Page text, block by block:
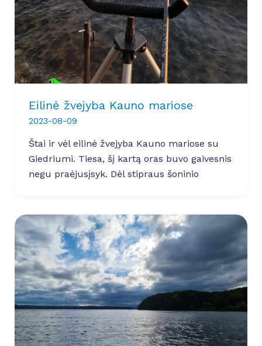
Eilinė žvejyba Kauno mariose
2023-08-09
Štai ir vėl eilinė žvejyba Kauno mariose su
Giedriumi. Tiesa, šį kartą oras buvo gaivesnis
negu praėjusįsyk. Dėl stipraus šoninio